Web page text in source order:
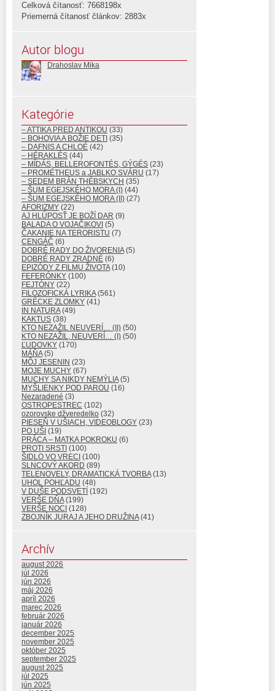
Celková čítanosť: 7668198x
Priemerná čítanosť článkov: 2883x
Autor blogu
Drahoslav Mika
Kategórie
– ATTIKA PRED ANTIKOU (33)
– BOHOVIA A BOŽIE DETI (35)
– DAFNIS A CHLOÉ (42)
– HÉRAKLÉS (44)
– MÍDÁS, BELLEROFONTÉS, GÝGÉS (23)
– PROMÉTHEUS a JABLKO SVÁRU (17)
– SEDEM BRÁN THÉBSKYCH (35)
– ŠUM EGEJSKÉHO MORA (I) (44)
– ŠUM EGEJSKÉHO MORA (II) (27)
AFORIZMY (22)
AJ HLÚPOSŤ JE BOŽÍ DAR (9)
BALADA O VOJAČIKOVI (5)
ČAKANIE NA TERORISTU (7)
CENGÁČ (6)
DOBRÉ RADY DO ŽIVORENIA(5)
DOBRÉ RADY ZRADNÉ (6)
EPIZÓDY Z FILMU ŽIVOTA(10)
FEFERÓNKY (100)
FEJTÓNY (22)
FILOZOFICKÁ LYRIKA(561)
GRÉCKE ZLOMKY (41)
IN NATURA(49)
KAKTUS (38)
KTO NEZAŽIL NEUVERÍ… (II) (50)
KTO NEZAŽIL, NEUVERÍ… (I) (50)
ĽUDOVKY (170)
MÁŇA(5)
MÔJ JESENIN (23)
MOJE MUCHY (67)
MUCHY SA NIKDY NEMÝLIA(5)
MYŠLIENKY POD PAROU (16)
Nezaradené (3)
OSTROPESTREC (102)
ozorovske džveredelko (32)
PIESEŇ V UŠIACH, VIDEOBLOGY (23)
PO UŠI (19)
PRÁCA – MATKA POKROKU (6)
PROTI SRSTI (100)
ŠIDLO VO VRECI (100)
SLNCOVÝ AKORD (89)
TELENOVELY, DRAMATICKÁ TVORBA(13)
UHOL POHĽADU (48)
V DUŠE PODSVETÍ (192)
VERŠE DŇA(199)
VERŠE NOCI (128)
ZBOJNÍK JURAJ A JEHO DRUŽINA(41)
Archív
august 2026
júl 2026
jún 2026
máj 2026
apríl 2026
marec 2026
február 2026
január 2026
december 2025
november 2025
október 2025
september 2025
august 2025
júl 2025
jún 2025